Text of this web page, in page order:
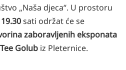
„Naša djeca“. U prostoru
19.30sati održat će se
zaboravljenih eksponata
Tee Golub iz Pleternice.